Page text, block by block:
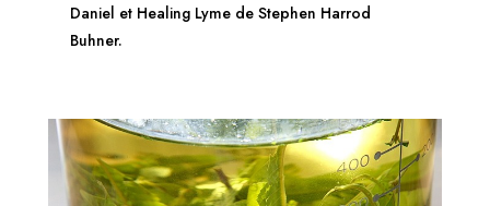
Daniel et Healing Lyme de Stephen Harrod
Buhner.